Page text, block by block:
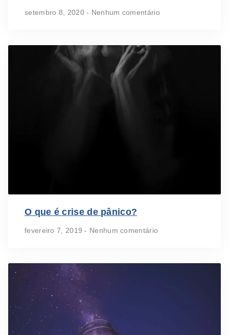
setembro 8, 2020 Nenhum comentário
O que é crise de pânico?
fevereiro 7, 2019 Nenhum comentário